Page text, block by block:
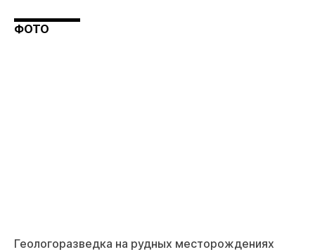
ФОТО
Геологоразведка на рудных месторождениях